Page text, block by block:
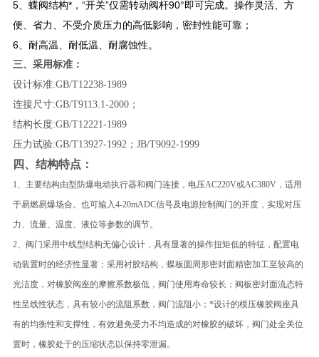
5、蝶阀结构*，“开关”仅需转动阀杆90°即可完成。操作灵活、方
便、省力、不受介质压力的高低影响，密封性能可靠；
6、耐高温、耐低温、耐腐蚀性。
三、采用标准：
设计标准:GB/T12238-1989
连接尺寸:GB/T9113.1-2000；
结构长度:GB/T12221-1989
压力试验:GB/T13927-1992；JB/T9092-1999
四、结构特点：
1、主要结构由型防爆电动执行器和阀门连接，电压AC220V或AC380V，适用
于易燃易爆场合。也可输入4-20mADC信号及电源控制阀门的开度，实现对压
力、流量、温度、液位等参数的调节。
2、阀门采用中线型结构无偏心设计，具有显著的操作扭矩低的特征，配置电
动装置时的经济性显著；采用衬胶结构，蝶板圆周形密封面精密加工至较高的
光洁度，对橡胶阀座的摩擦系数极低，阀门使用寿命较长；阀板密封面流态特
性呈线性状态，具有较小的流阻系数，阀门流阻小；*设计的模压橡胶阀座具
有的均衡性和支撑性，有效避免受力不均造成的对橡胶的破坏，阀门处全关位
置时，橡胶处于的压缩状态以保持零泄漏。